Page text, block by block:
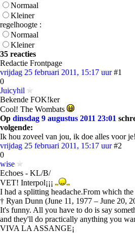
Normaal
Kleiner
regelhoogte :
Normaal
Kleiner
35 reacties
Redactie Frontpage
vrijdag 25 februari 2011, 15:17 uur #1
0
Juicyhil
Bekende FOK!ker
Cool! The Wombats
Op dinsdag 9 augustus 2011 23:01
volgende:
Ik hou zoveel van jou, ik doe alles voor
vrijdag 25 februari 2011, 15:17 uur #2
0
wise
Echoes - KL/B/
VET! Interpol¡¡¡
I had a splitting headache.From which the
† Ryan Dunn (June 11, 1977 – June 20,
It's funny. All you have to do is say
and they'll do practically anything you
VIVA LA ASSANGE¡